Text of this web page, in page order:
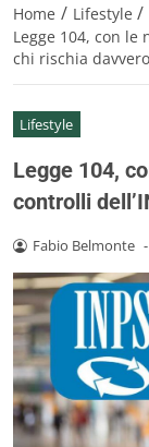
Home / Lifestyle /
Legge 104, con le
chi rischia davvero
Lifestyle
Legge 104,
controlli
Fabio Belmonte -